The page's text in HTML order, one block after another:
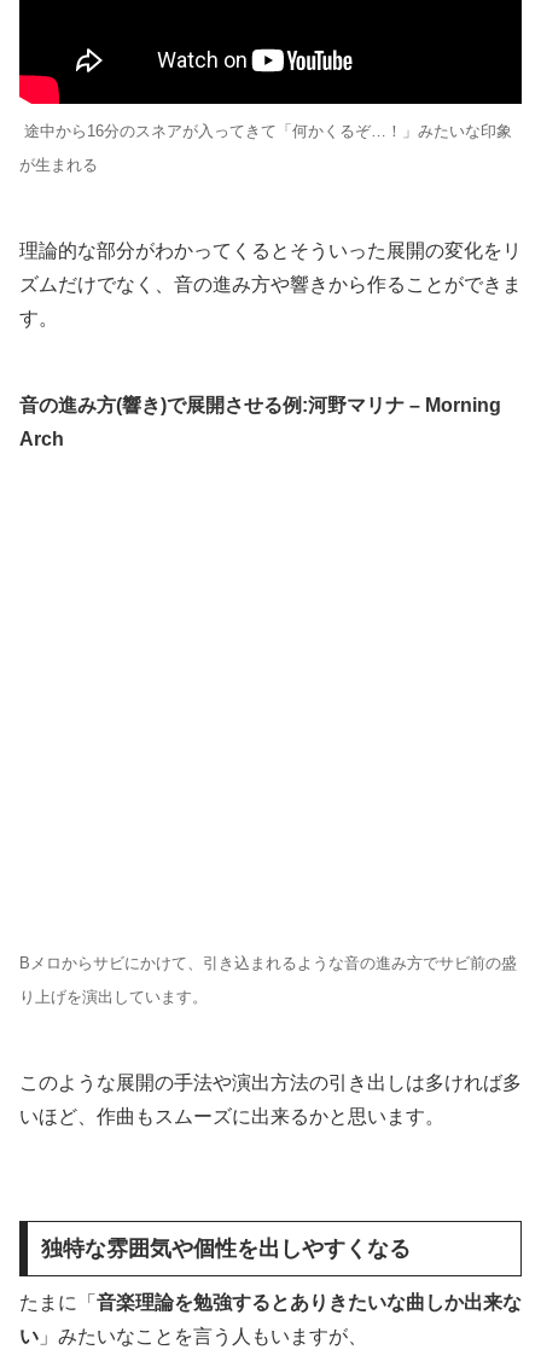
途中から16分のスネアが入ってきて「何かくるぞ…！」みたいな印象
が生まれる
理論的な部分がわかってくるとそういった展開の変化をリ
ズムだけでなく、音の進み方や響きから作ることができま
す。
音の進み方(響き)で展開させる例:河野マリナ – Morning
Arch
Bメロからサビにかけて、引き込まれるような音の進み方でサビ前の盛
り上げを演出しています。
このような展開の手法や演出方法の引き出しは多ければ多
いほど、作曲もスムーズに出来るかと思います。
独特な雰囲気や個性を出しやすくなる
たまに「 音楽理論を勉強するとありきたいな曲しか出来な
い 」みたいなことを言う人もいますが、